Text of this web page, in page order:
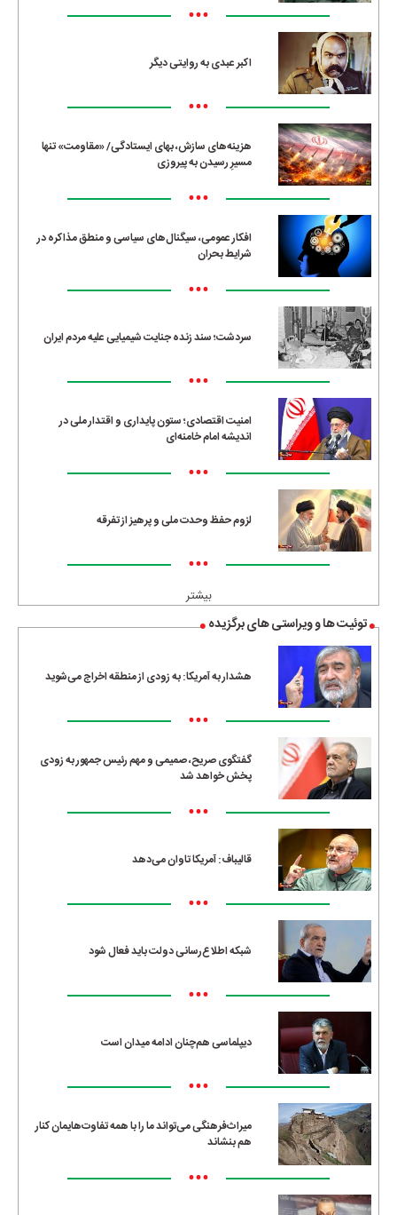
•••
اکبر عبدی به روایتی دیگر
•••
هزینه‌های سازش، بهای ایستادگی/ «مقاومت» تنها
مسیرِ رسیدن به پیروزی
•••
افکار عمومی، سیگنال‌های سیاسی و منطق مذاکره در
شرایط بحران
•••
سردشت؛ سند زنده جنایت شیمیایی علیه مردم ایران
•••
امنیت اقتصادی؛ ستون پایداری و اقتدار ملی در
اندیشه امام خامنه‌ای
•••
لزوم حفظ وحدت ملی و پرهیز از تفرقه
•••
بیشتر
توئیت ها و ویراستی های برگزیده
هشدار به آمریکا: به زودی از منطقه اخراج می‌شوید
•••
گفتگوی صریح، صمیمی و مهم رئیس جمهور به زودی
پخش خواهد شد
•••
قالیباف: آمریکا تاوان می‌دهد
•••
شبکه اطلاع‌رسانی دولت باید فعال شود
•••
دیپلماسی هم‌چنان ادامه میدان است
•••
میراث‌فرهنگی می‌تواند ما را با همه تفاوت‌هایمان کنار
هم بنشاند
•••